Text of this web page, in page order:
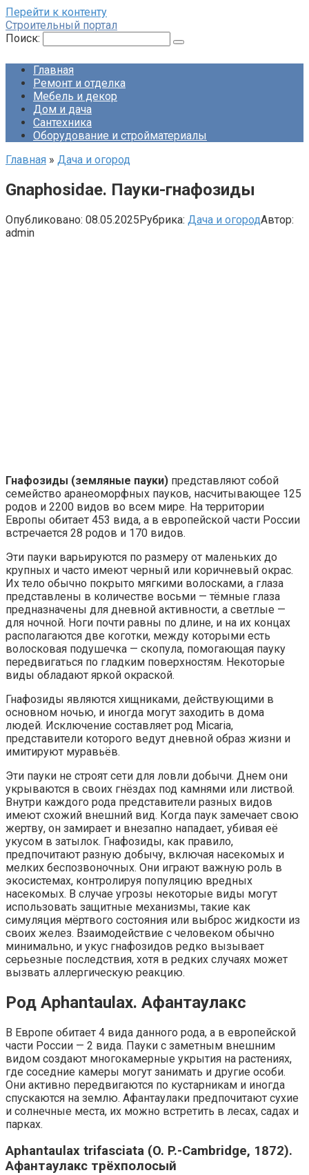
Перейти к контенту
Строительный портал
Поиск:
Главная
Ремонт и отделка
Мебель и декор
Дом и дача
Сантехника
Оборудование и стройматериалы
Главная » Дача и огород
Gnaphosidae. Пауки-гнафозиды
Опубликовано: 08.05.2025Рубрика: Дача и огородАвтор:
admin
Гнафозиды (земляные пауки) представляют собой
семейство аранеоморфных пауков, насчитывающее 125
родов и 2200 видов во всем мире. На территории
Европы обитает 453 вида, а в европейской части России
встречается 28 родов и 170 видов.
Эти пауки варьируются по размеру от маленьких до
крупных и часто имеют черный или коричневый окрас.
Их тело обычно покрыто мягкими волосками, а глаза
представлены в количестве восьми — тёмные глаза
предназначены для дневной активности, а светлые —
для ночной. Ноги почти равны по длине, и на их концах
располагаются две коготки, между которыми есть
волосковая подушечка — скопула, помогающая пауку
передвигаться по гладким поверхностям. Некоторые
виды обладают яркой окраской.
Гнафозиды являются хищниками, действующими в
основном ночью, и иногда могут заходить в дома
людей. Исключение составляет род Micaria,
представители которого ведут дневной образ жизни и
имитируют муравьёв.
Эти пауки не строят сети для ловли добычи. Днем они
укрываются в своих гнёздах под камнями или листвой.
Внутри каждого рода представители разных видов
имеют схожий внешний вид. Когда паук замечает свою
жертву, он замирает и внезапно нападает, убивая её
укусом в затылок. Гнафозиды, как правило,
предпочитают разную добычу, включая насекомых и
мелких беспозвоночных. Они играют важную роль в
экосистемах, контролируя популяцию вредных
насекомых. В случае угрозы некоторые виды могут
использовать защитные механизмы, такие как
симуляция мёртвого состояния или выброс жидкости из
своих желез. Взаимодействие с человеком обычно
минимально, и укус гнафозидов редко вызывает
серьезные последствия, хотя в редких случаях может
вызвать аллергическую реакцию.
Род Aphantaulax. Афантаулакс
В Европе обитает 4 вида данного рода, а в европейской
части России — 2 вида. Пауки с заметным внешним
видом создают многокамерные укрытия на растениях,
где соседние камеры могут занимать и другие особи.
Они активно передвигаются по кустарникам и иногда
спускаются на землю. Афантаулаки предпочитают сухие
и солнечные места, их можно встретить в лесах, садах и
парках.
Aphantaulax trifasciata (O. P.-Cambridge, 1872).
Афантаулакс трёхполосый